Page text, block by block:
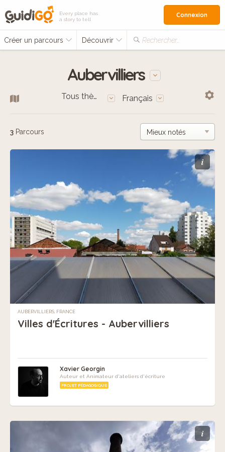
Every place has
a story to tell
Créer un parcours Découvrir Rechercher…
Connexion
Aubervilliers
Tous thèmes Français
3 Parcours
i
AUBERVILLIERS, FRANCE
Villes d'Écritures - Aubervilliers
Xavier Georgin
Auteur et Animateur d'ateliers d'écriture
PROJET PÉDAGOGIQUE
i